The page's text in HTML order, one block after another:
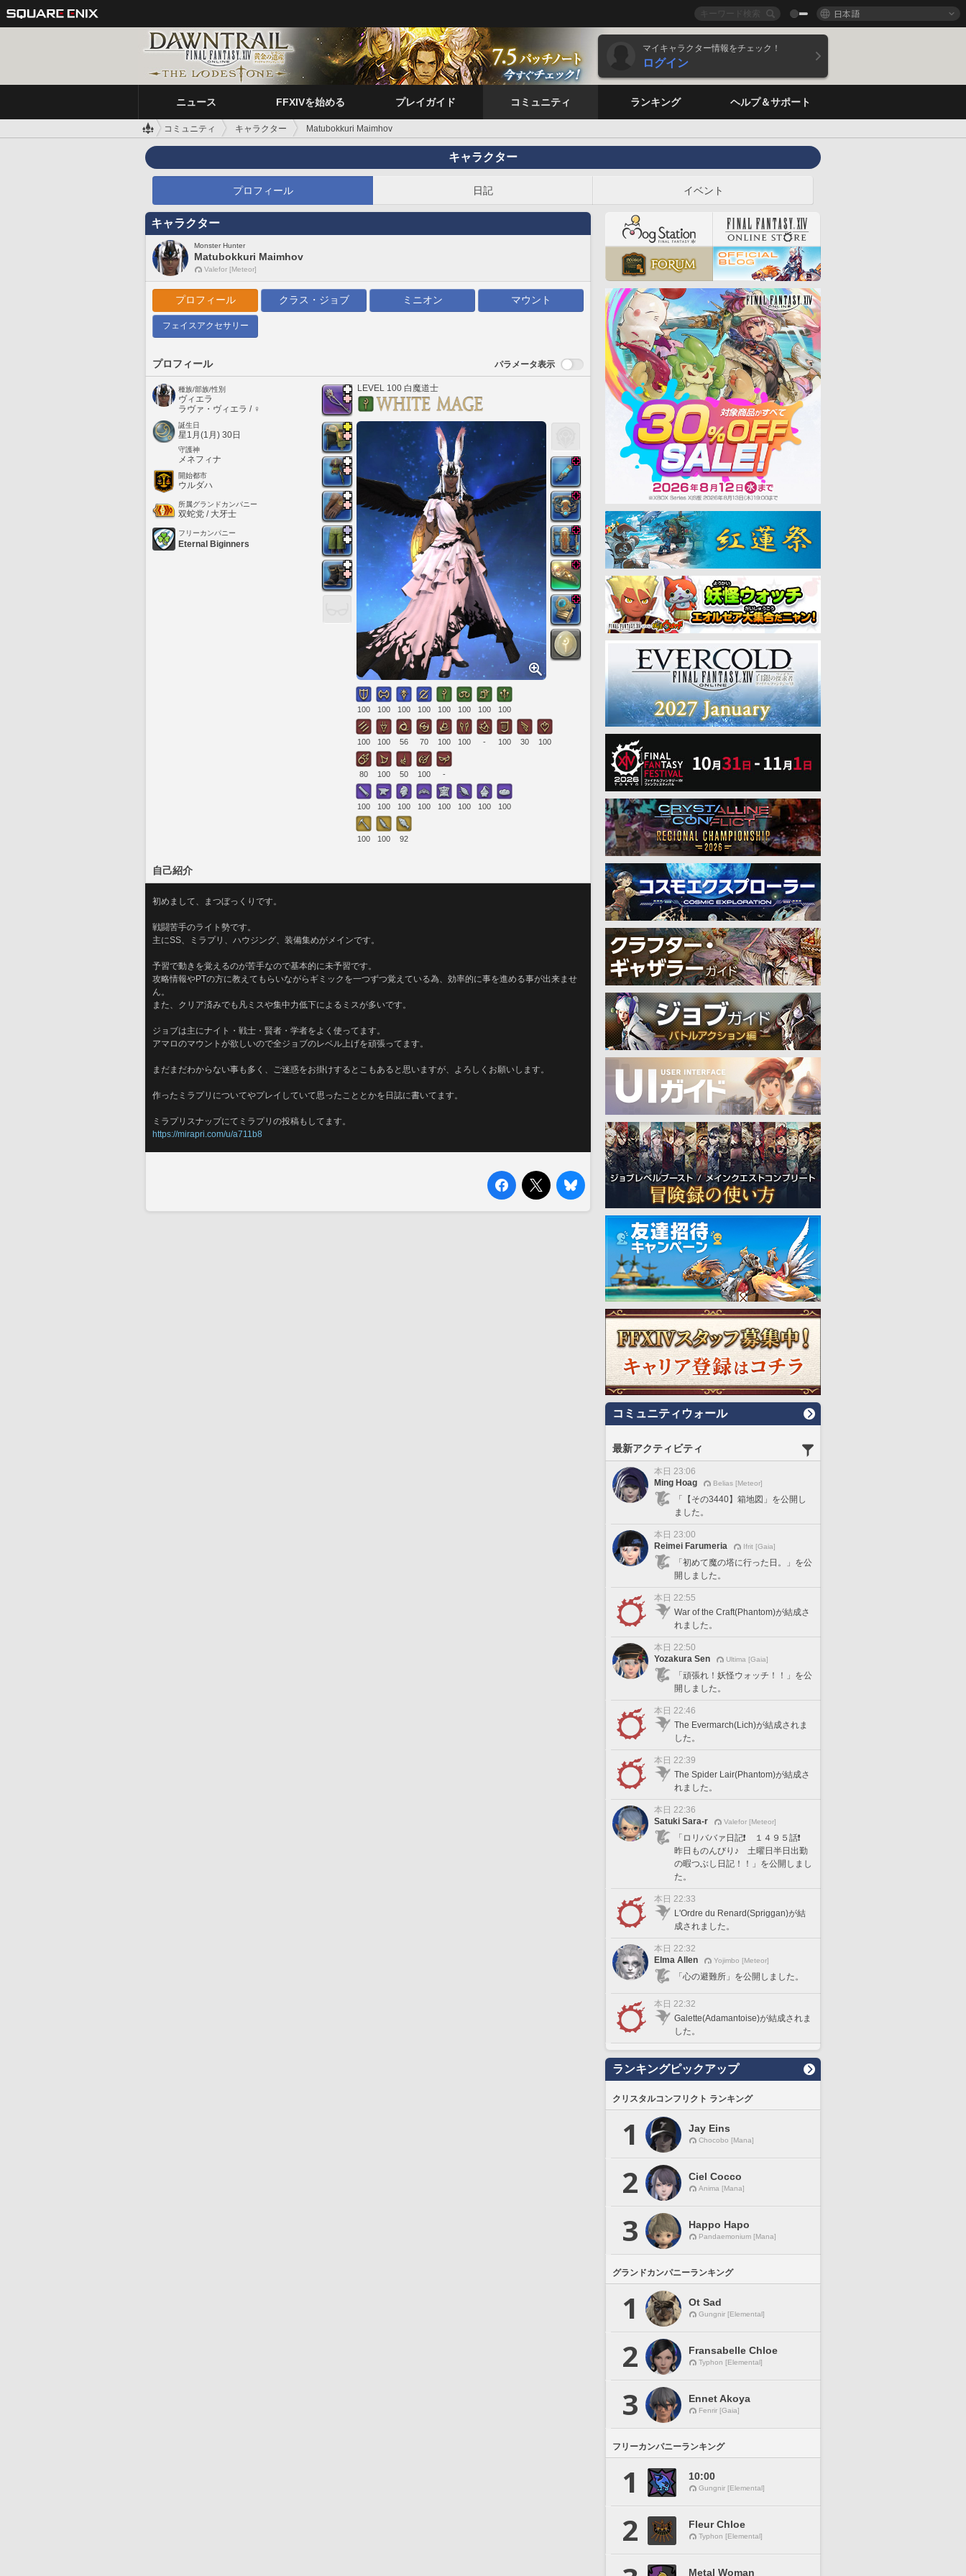
日本語
マイキャラクター情報をチェック！
ログイン
ニュース FFXIVを始める プレイガイド コミュニティ ランキング ヘルプ＆サポート
コミュニティ キャラクター Matubokkuri Maimhov
キャラクター
プロフィール 日記 イベント
キャラクター
Monster Hunter
Matubokkuri Maimhov
Valefor [Meteor]
プロフィール クラス・ジョブ ミニオン マウント
フェイスアクセサリー
プロフィール パラメータ表示
種族/部族/性別
ヴィエラ
ラヴァ・ヴィエラ / ♀
誕生日
星1月(1月) 30日
守護神
メネフィナ
開始都市
ウルダハ
所属グランドカンパニー
双蛇党 / 大牙士
フリーカンパニー
Eternal Biginners
LEVEL 100 白魔道士
100 100 100 100 100 100 100 100
100 100 56 70 100 100 - 100 30 100
80 100 50 100 -
100 100 100 100 100 100 100 100
100 100 92
自己紹介
初めまして、まつぼっくりです。
戦闘苦手のライト勢です。
主にSS、ミラプリ、ハウジング、装備集めがメインです。
予習で動きを覚えるのが苦手なので基本的に未予習です。
攻略情報やPTの方に教えてもらいながらギミックを一つずつ覚えている為、効率的に事を進める事が出来ませ
ん。
また、クリア済みでも凡ミスや集中力低下によるミスが多いです。
ジョブは主にナイト・戦士・賢者・学者をよく使ってます。
アマロのマウントが欲しいので全ジョブのレベル上げを頑張ってます。
まだまだわからない事も多く、ご迷惑をお掛けするとこもあると思いますが、よろしくお願いします。
作ったミラプリについてやプレイしていて思ったこととかを日誌に書いてます。
ミラプリスナップにてミラプリの投稿もしてます。
https://mirapri.com/u/a711b8
コミュニティウォール
最新アクティビティ
本日 23:06
Ming Hoag
Belias [Meteor]
「【その3440】箱地図」を公開し
ました。
本日 23:00
Reimei Farumeria
Ifrit [Gaia]
「初めて魔の塔に行った日。」を公
開しました。
本日 22:55
War of the Craft(Phantom)が結成さ
れました。
本日 22:50
Yozakura Sen
Ultima [Gaia]
「頑張れ！妖怪ウォッチ！！」を公
開しました。
本日 22:46
The Evermarch(Lich)が結成されま
した。
本日 22:39
The Spider Lair(Phantom)が結成さ
れました。
本日 22:36
Satuki Sara-r
Valefor [Meteor]
「ロリババァ日記❗️ １４９５話❗️
昨日ものんびり♪ 土曜日半日出勤
の暇つぶし日記！！」を公開しまし
た。
本日 22:33
L'Ordre du Renard(Spriggan)が結
成されました。
本日 22:32
Elma Allen
Yojimbo [Meteor]
「心の避難所」を公開しました。
本日 22:32
Galette(Adamantoise)が結成されま
した。
ランキングピックアップ
クリスタルコンフリクト ランキング
1 Jay Eins
Chocobo [Mana]
2 Ciel Cocco
Anima [Mana]
3 Happo Hapo
Pandaemonium [Mana]
グランドカンパニーランキング
1 Ot Sad
Gungnir [Elemental]
2 Fransabelle Chloe
Typhon [Elemental]
3 Ennet Akoya
Fenrir [Gaia]
フリーカンパニーランキング
1 10:00
Gungnir [Elemental]
2 Fleur Chloe
Typhon [Elemental]
Metal Woman